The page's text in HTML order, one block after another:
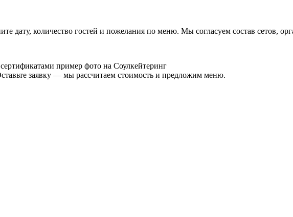
дату, количество гостей и пожелания по меню. Мы согласуем состав сетов,
заявку — мы рассчитаем стоимость и предложим меню.